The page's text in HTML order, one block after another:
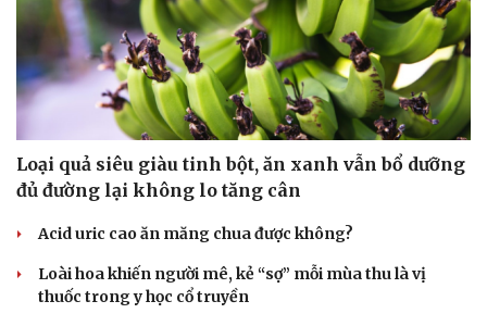
Loại quả siêu giàu tinh bột, ăn xanh vẫn bổ dưỡng
đủ đường lại không lo tăng cân
Acid uric cao ăn măng chua được không?
Loài hoa khiến người mê, kẻ “sợ” mỗi mùa thu là vị
thuốc trong y học cổ truyền